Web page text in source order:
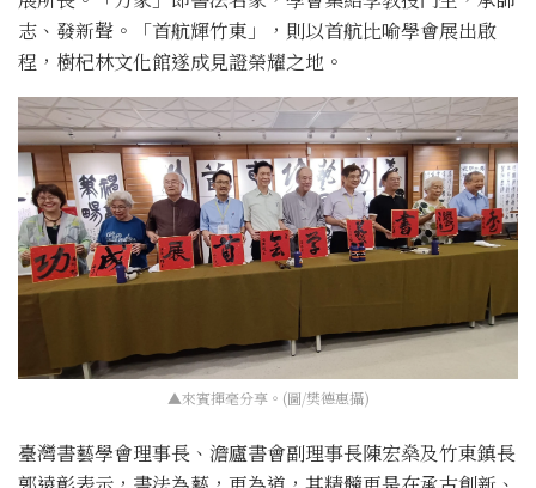
志、發新聲。「首航輝竹東」，則以首航比喻學會展出啟
程，樹杞林文化館遂成見證榮耀之地。
▲來賓揮毫分享。(圖/樊德惠攝)
臺灣書藝學會理事長、澹廬書會副理事長陳宏燊及竹東鎮長